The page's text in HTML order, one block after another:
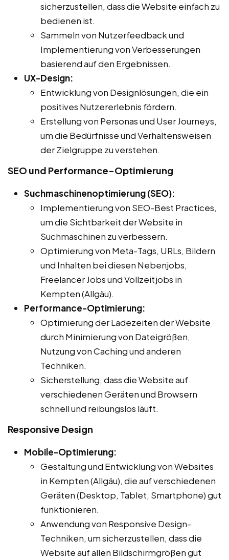
sicherzustellen, dass die Website einfach zu
bedienen ist.
Sammeln von Nutzerfeedback und
Implementierung von Verbesserungen
basierend auf den Ergebnissen.
UX-Design:
Entwicklung von Designlösungen, die ein
positives Nutzererlebnis fördern.
Erstellung von Personas und User Journeys,
um die Bedürfnisse und Verhaltensweisen
der Zielgruppe zu verstehen.
SEO und Performance-Optimierung
Suchmaschinenoptimierung (SEO):
Implementierung von SEO-Best Practices,
um die Sichtbarkeit der Website in
Suchmaschinen zu verbessern.
Optimierung von Meta-Tags, URLs, Bildern
und Inhalten bei diesen Nebenjobs,
Freelancer Jobs und Vollzeitjobs in
Kempten (Allgäu).
Performance-Optimierung:
Optimierung der Ladezeiten der Website
durch Minimierung von Dateigrößen,
Nutzung von Caching und anderen
Techniken.
Sicherstellung, dass die Website auf
verschiedenen Geräten und Browsern
schnell und reibungslos läuft.
Responsive Design
Mobile-Optimierung:
Gestaltung und Entwicklung von Websites
in Kempten (Allgäu), die auf verschiedenen
Geräten (Desktop, Tablet, Smartphone) gut
funktionieren.
Anwendung von Responsive Design-
Techniken, um sicherzustellen, dass die
Website auf allen Bildschirmgrößen gut